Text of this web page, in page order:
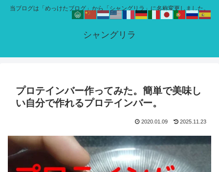
当ブログは「めっけたブログ」から「シャングリラ」に名称変更しました。
シャングリラ
プロテインバー作ってみた。簡単で美味し
い自分で作れるプロテインバー。
2020.01.09 2025.11.23